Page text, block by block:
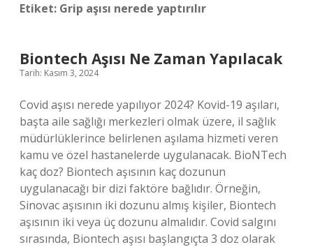
Etiket: Grip aşısı nerede yaptırılır
Biontech Aşısı Ne Zaman Yapılacak
Tarih: Kasım 3, 2024
Covid aşısı nerede yapılıyor 2024? Kovid-19 aşıları,
başta aile sağlığı merkezleri olmak üzere, il sağlık
müdürlüklerince belirlenen aşılama hizmeti veren
kamu ve özel hastanelerde uygulanacak. BioNTech
kaç doz? Biontech aşısının kaç dozunun
uygulanacağı bir dizi faktöre bağlıdır. Örneğin,
Sinovac aşısının iki dozunu almış kişiler, Biontech
aşısının iki veya üç dozunu almalıdır. Covid salgını
sırasında, Biontech aşısı başlangıçta 3 doz olarak